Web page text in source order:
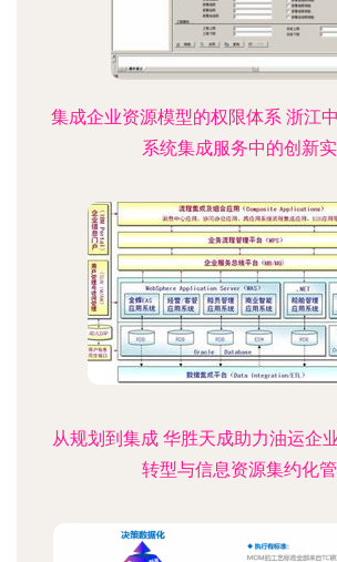
集成企业资源模型的权限体系 浙江
系统集成服务中的创新
从规划到集成 华胜天成助力油运企
转型与信息资源集约化